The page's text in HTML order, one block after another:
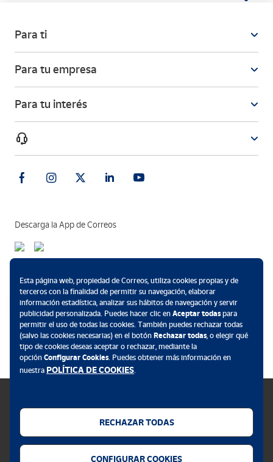
Para ti
Para tu empresa
Para tu interés
Descarga la App de Correos
Política de cookies
Esta página web, propiedad de Correos, utiliza cookies propias y de
terceros con la finalidad de permitir su navegación, elaborar
información estadística, analizar sus hábitos de navegación y servir
publicidad personalizada. Puedes hacer clic en Aceptar todaspara
permitir el uso de todas las cookies. También puedes rechazar todas
(salvo las cookies necesarias) en el botón Rechazar todas, o elegir qué
tipo de cookies deseas aceptar o rechazar, mediante la
opción Configurar Cookies. Puedes obtener más información en
nuestra POLÍTICA DE COOKIES.
RECHAZAR TODAS
CONFIGURAR COOKIES